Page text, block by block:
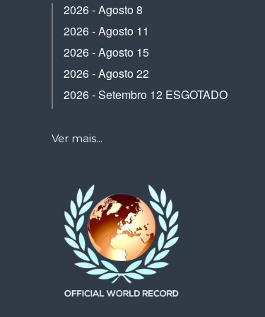
2026 - Agosto 8
2026 - Agosto 11
2026 - Agosto 15
2026 - Agosto 22
2026 - Setembro 12 ESGOTADO
Ver mais...